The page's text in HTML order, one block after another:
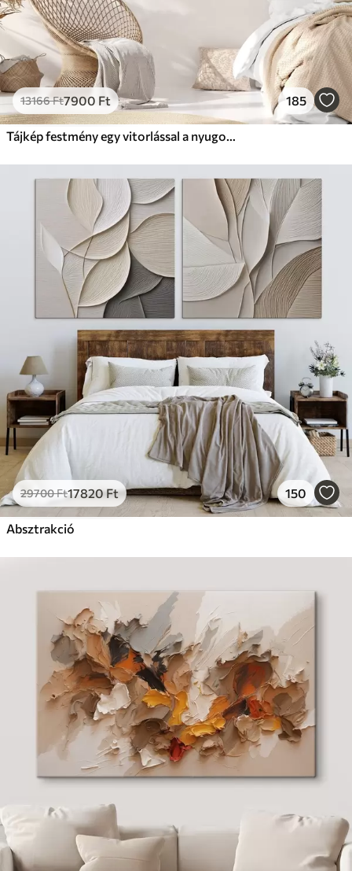
13166Ft7900 Ft 185
Tájkép festmény egy vitorlással a nyugodt tengeren, narancssárga és sárga égbolt, távoli hegyek
29700Ft17820Ft 150
Absztrakció